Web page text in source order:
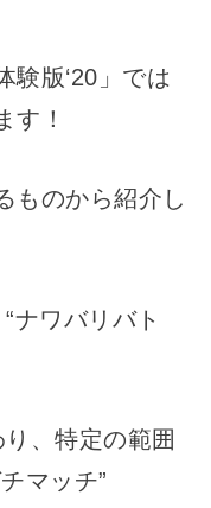
験版‘20」では
す！
ものから紹介し
ナワバリバト
、特定の範囲
マッチ”